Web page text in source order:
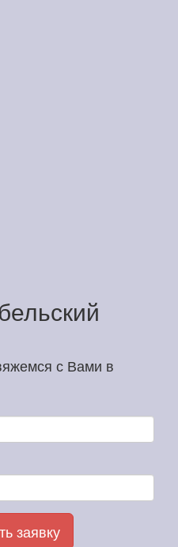
с Вами в
заявку